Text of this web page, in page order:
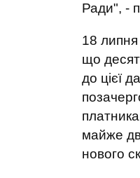
Ради", -
18 липня
що
до цієї
майже
нового